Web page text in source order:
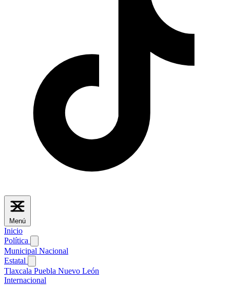
Menú
Inicio
Política
Municipal Nacional
Estatal
Tlaxcala Puebla Nuevo León
Internacional